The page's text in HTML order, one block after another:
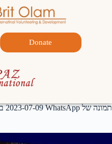
Donate
תמונה של WhatsApp‏ 2023-07-09 בשעה 10.58.20